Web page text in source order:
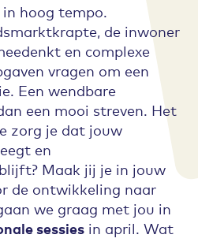
hoog tempo.
de inwoner
en complexe
vragen om een
Een wendbare
een mooi streven. Het
zorg je dat jouw
en
Maak jij je in jouw
de ontwikkeling naar
we graag met jou in
sessies in april. Wat